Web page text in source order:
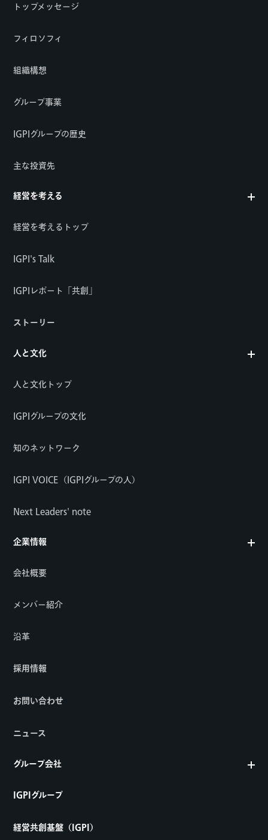
トップメッセージ
フィロソフィ
組織構想
グループ事業
IGPIグループの歴史
主な投資先
経営を考える
経営を考えるトップ
IGPI's Talk
IGPIレポート「共創」
ストーリー
人と文化
人と文化トップ
IGPIグループの文化
知のネットワーク
IGPI VOICE（IGPIグループの人）
Next Leaders' note
企業情報
会社概要
メンバー紹介
沿革
採用情報
お問い合わせ
ニュース
グループ会社
IGPIグループ
経営共創基盤（IGPI）